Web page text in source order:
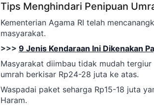
Tips Menghindari Penipuan
Kementerian Agama RI telah
masyarakat.
>>> 9 Jenis Kendaraan Ini Dikenakan
Masyarakat diimbau tidak mudah
umrah berkisar Rp24-28 juta ke atas.
Waspadai paket seharga Rp15-18 juta
Haram.